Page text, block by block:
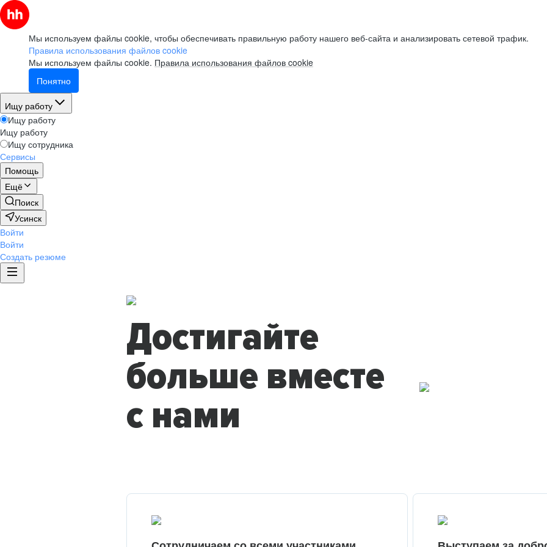
Мы используем файлы cookie, чтобы обеспечивать правильную работу нашего веб-сайта и анализировать сетевой трафик.
Правила использования файлов cookie
Мы используем файлы cookie. Правила использования файлов cookie
Понятно
Ищу работу
Ищу работу
Ищу работу
Ищу сотрудника
Сервисы
Помощь
Ещё
Поиск
Усинск
Войти
Войти
Создать резюме
Достигайте
больше вместе
с нами